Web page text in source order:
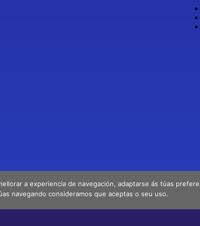
a experiencia de navegación, adaptarse ás túas
navegando consideramos que aceptas o seu uso.